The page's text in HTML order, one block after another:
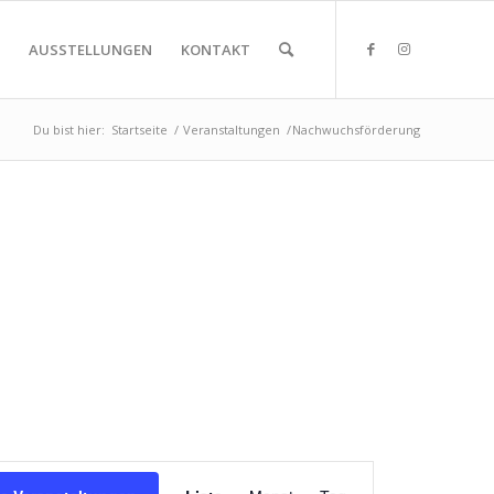
AUSSTELLUNGEN KONTAKT
Du bist hier: Startseite / Veranstaltungen /Nachwuchsförderung